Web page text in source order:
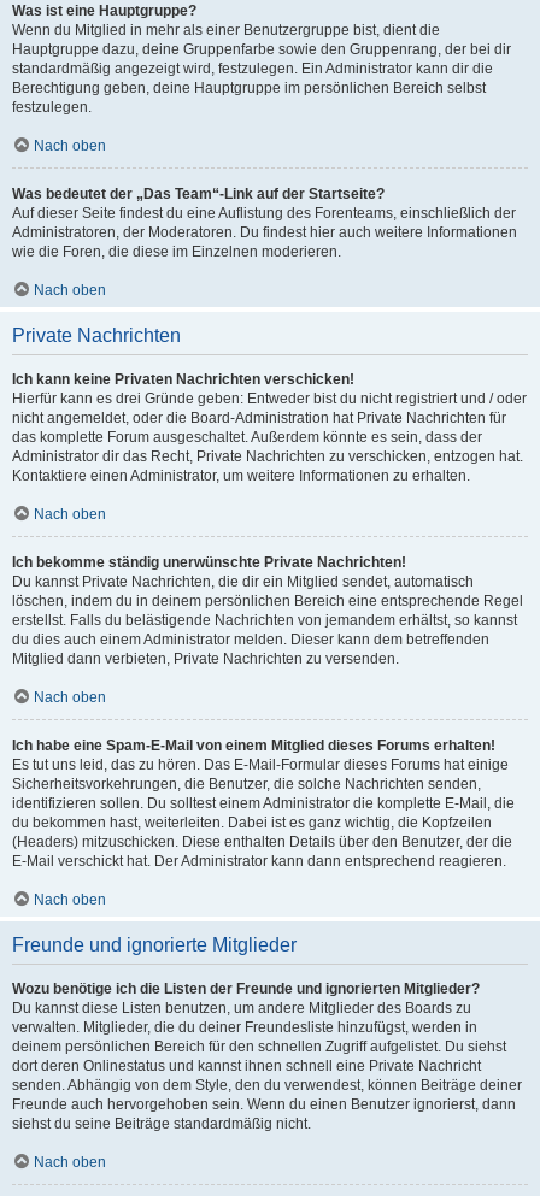
Was ist eine Hauptgruppe?
Wenn du Mitglied in mehr als einer Benutzergruppe bist, dient die
Hauptgruppe dazu, deine Gruppenfarbe sowie den Gruppenrang, der bei dir
standardmäßig angezeigt wird, festzulegen. Ein Administrator kann dir die
Berechtigung geben, deine Hauptgruppe im persönlichen Bereich selbst
festzulegen.
Nach oben
Was bedeutet der „Das Team“-Link auf der Startseite?
Auf dieser Seite findest du eine Auflistung des Forenteams, einschließlich der
Administratoren, der Moderatoren. Du findest hier auch weitere Informationen
wie die Foren, die diese im Einzelnen moderieren.
Nach oben
Private Nachrichten
Ich kann keine Privaten Nachrichten verschicken!
Hierfür kann es drei Gründe geben: Entweder bist du nicht registriert und / oder
nicht angemeldet, oder die Board-Administration hat Private Nachrichten für
das komplette Forum ausgeschaltet. Außerdem könnte es sein, dass der
Administrator dir das Recht, Private Nachrichten zu verschicken, entzogen hat.
Kontaktiere einen Administrator, um weitere Informationen zu erhalten.
Nach oben
Ich bekomme ständig unerwünschte Private Nachrichten!
Du kannst Private Nachrichten, die dir ein Mitglied sendet, automatisch
löschen, indem du in deinem persönlichen Bereich eine entsprechende Regel
erstellst. Falls du belästigende Nachrichten von jemandem erhältst, so kannst
du dies auch einem Administrator melden. Dieser kann dem betreffenden
Mitglied dann verbieten, Private Nachrichten zu versenden.
Nach oben
Ich habe eine Spam-E-Mail von einem Mitglied dieses Forums erhalten!
Es tut uns leid, das zu hören. Das E-Mail-Formular dieses Forums hat einige
Sicherheitsvorkehrungen, die Benutzer, die solche Nachrichten senden,
identifizieren sollen. Du solltest einem Administrator die komplette E-Mail, die
du bekommen hast, weiterleiten. Dabei ist es ganz wichtig, die Kopfzeilen
(Headers) mitzuschicken. Diese enthalten Details über den Benutzer, der die
E-Mail verschickt hat. Der Administrator kann dann entsprechend reagieren.
Nach oben
Freunde und ignorierte Mitglieder
Wozu benötige ich die Listen der Freunde und ignorierten Mitglieder?
Du kannst diese Listen benutzen, um andere Mitglieder des Boards zu
verwalten. Mitglieder, die du deiner Freundesliste hinzufügst, werden in
deinem persönlichen Bereich für den schnellen Zugriff aufgelistet. Du siehst
dort deren Onlinestatus und kannst ihnen schnell eine Private Nachricht
senden. Abhängig von dem Style, den du verwendest, können Beiträge deiner
Freunde auch hervorgehoben sein. Wenn du einen Benutzer ignorierst, dann
siehst du seine Beiträge standardmäßig nicht.
Nach oben